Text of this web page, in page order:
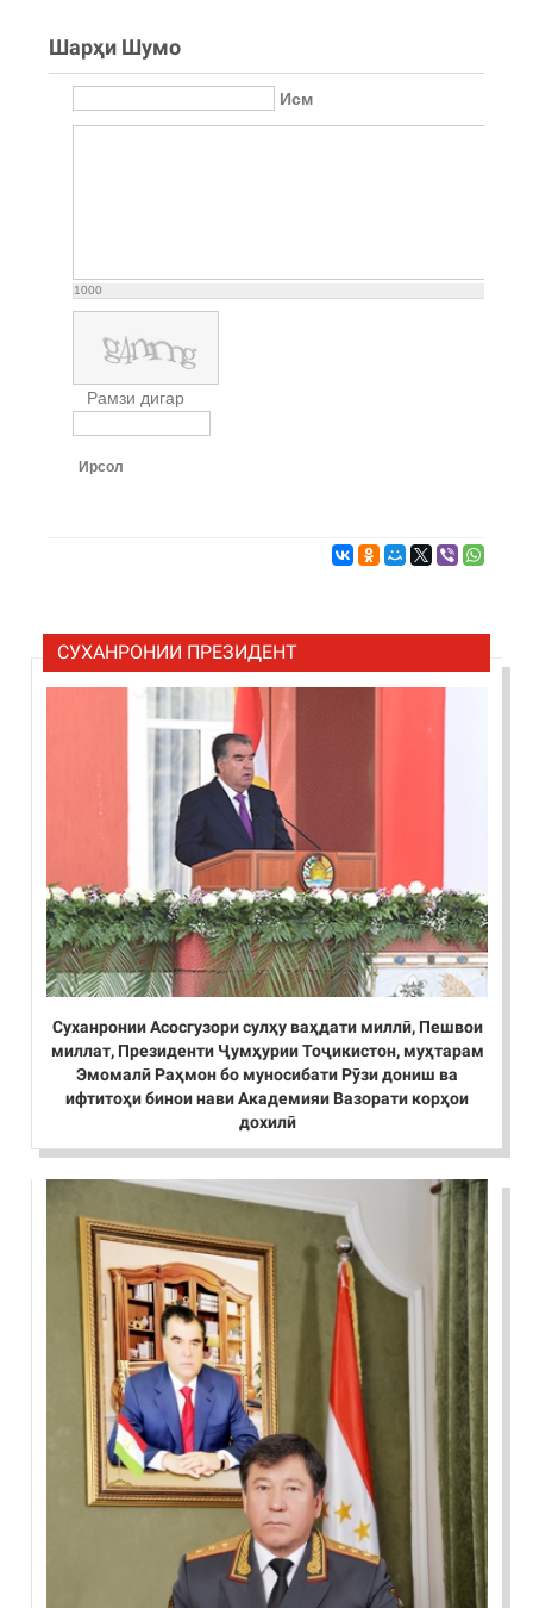
Шарҳи Шумо
Исм
1000
Рамзи дигар
Ирсол
СУХАНРОНИИ ПРЕЗИДЕНТ
Суханронии Асосгузори сулҳу ваҳдати миллӣ, Пешвои
миллат, Президенти Ҷумҳурии Тоҷикистон, муҳтарам
Эмомалӣ Раҳмон бо муносибати Рӯзи дониш ва
ифтитоҳи бинои нави Академияи Вазорати корҳои
дохилӣ